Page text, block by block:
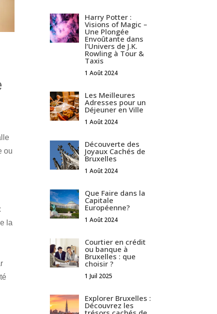
ou
la
Harry Potter :
Visions of Magic –
Une Plongée
Envoûtante dans
l’Univers de J.K.
Rowling à Tour &
Taxis
1 Août 2024
Les Meilleures
Adresses pour un
Déjeuner en Ville
1 Août 2024
Découverte des
Joyaux Cachés de
Bruxelles
1 Août 2024
Que Faire dans la
Capitale
Européenne?
1 Août 2024
Courtier en crédit
ou banque à
Bruxelles : que
choisir ?
1 Juil 2025
Explorer Bruxelles :
Découvrez les